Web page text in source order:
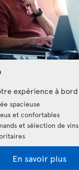
expérience à bord
spacieuse
et confortables
et sélection de vins
En savoir plus